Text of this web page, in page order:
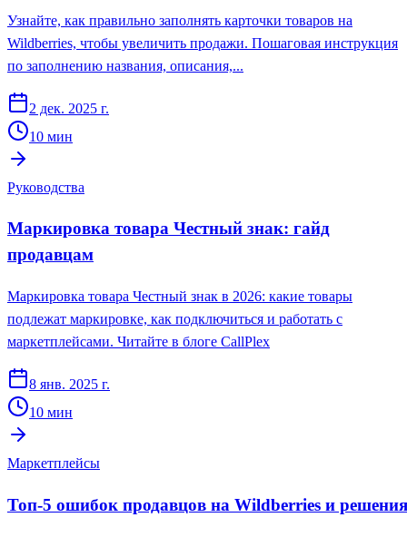
Узнайте, как правильно заполнять карточки товаров на
Wildberries, чтобы увеличить продажи. Пошаговая инструкция
по заполнению названия, описания,...
2 дек. 2025 г.
10 мин
Руководства
Маркировка товара Честный знак: гайд
продавцам
Маркировка товара Честный знак в 2026: какие товары
подлежат маркировке, как подключиться и работать с
маркетплейсами. Читайте в блоге CallPlex
8 янв. 2025 г.
10 мин
Маркетплейсы
Топ-5 ошибок продавцов на Wildberries и решения